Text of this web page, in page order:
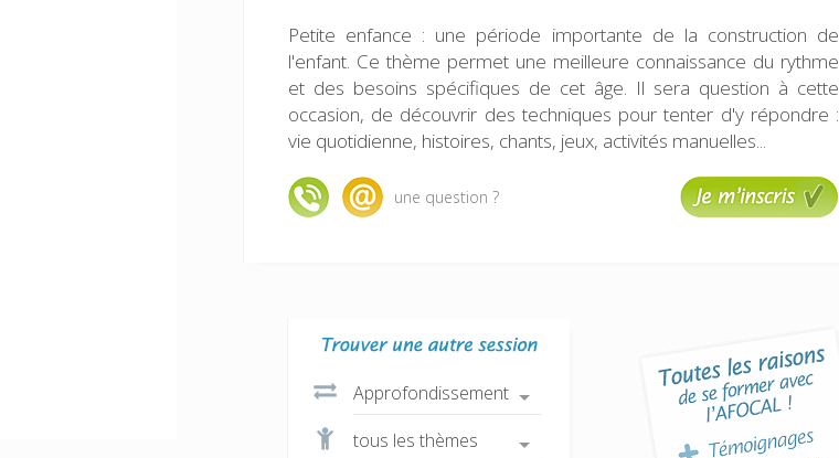
Petite enfance : une période importante de la construction de
l'enfant. Ce thème permet une meilleure connaissance du rythme
et des besoins spécifiques de cet âge. Il sera question à cette
occasion, de découvrir des techniques pour tenter d'y répondre :
vie quotidienne, histoires, chants, jeux, activités manuelles...
une question ?